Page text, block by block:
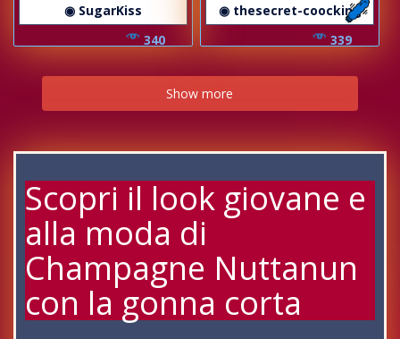
◉ SugarKiss
340
◉ thesecret-coocking
339
Show more
Scopri il look giovane e
alla moda di
Champagne Nuttanun
con la gonna corta